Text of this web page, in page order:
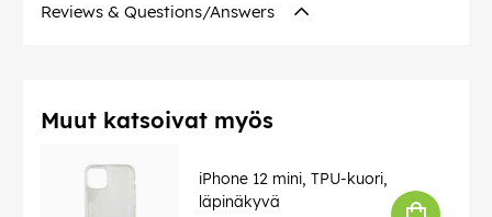
Reviews & Questions/Answers
Muut katsoivat myös
iPhone 12 mini, TPU-kuori,
läpinäkyvä